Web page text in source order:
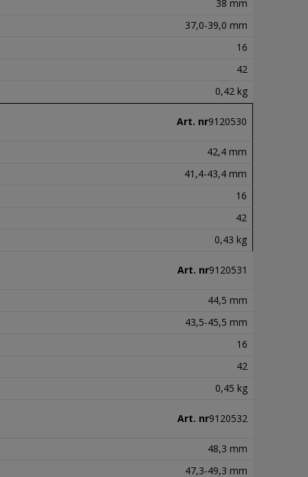
38 mm
37,0-39,0 mm
16
42
0,42 kg
Art. nr9120530
42,4 mm
41,4-43,4 mm
16
42
0,43 kg
Art. nr9120531
44,5 mm
43,5-45,5 mm
16
42
0,45 kg
Art. nr9120532
48,3 mm
47,3-49,3 mm